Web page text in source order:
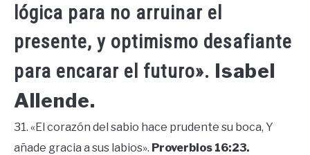
lógica para no arruinar el
presente, y optimismo desafiante
para encarar el futuro». Isabel
Allende.
31. «El corazón del sabio hace prudente su boca, Y
añade gracia a sus labios». Proverbios 16:23.